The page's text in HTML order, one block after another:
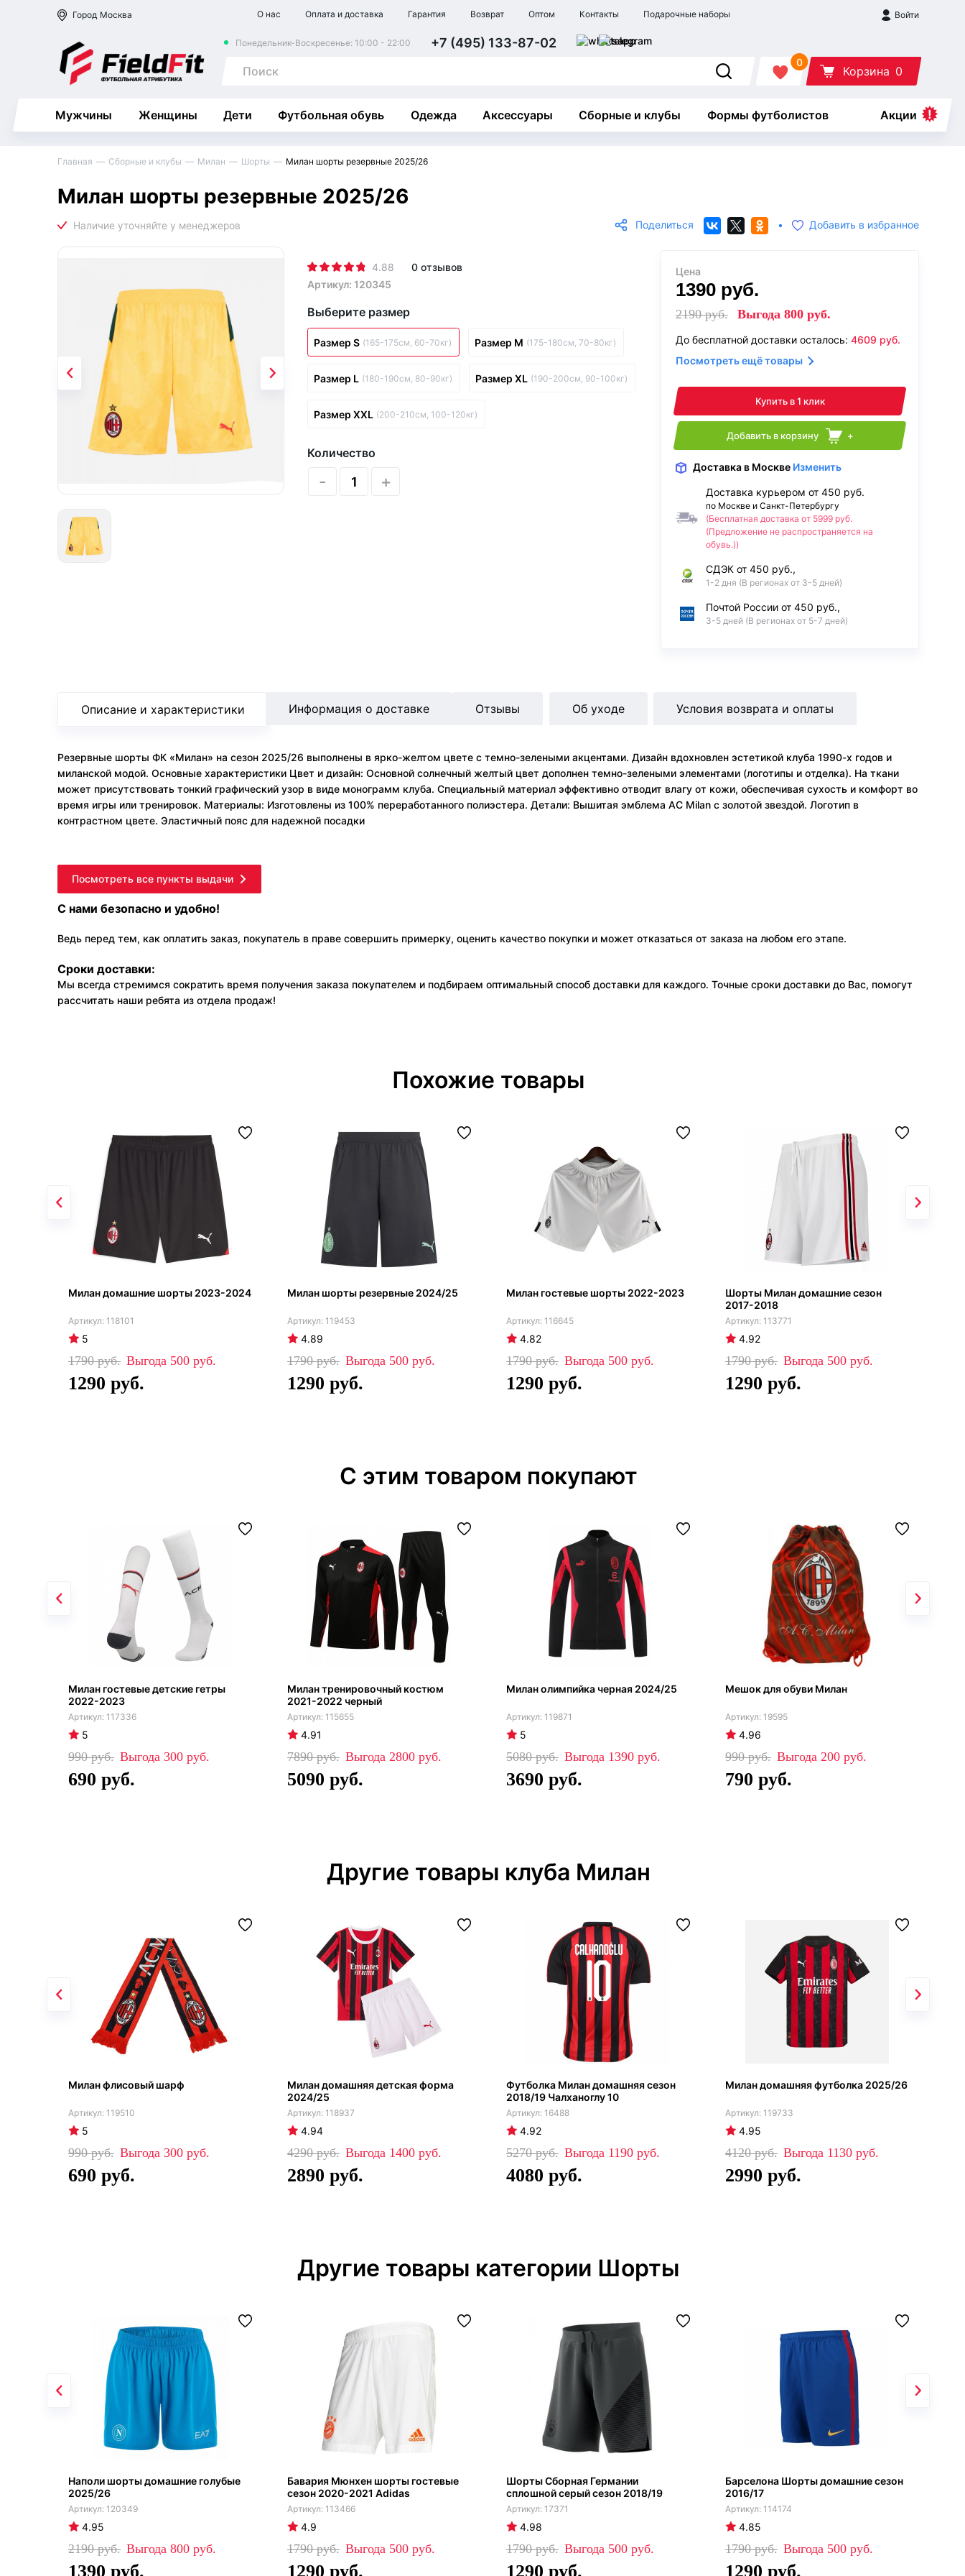
Город Москва О нас Оплата и доставка Гарантия Возврат Оптом Контакты Подарочные наборы Войти
Понедельник-Воскресенье: 10:00 - 22:00 +7 (495) 133-87-02
0
Корзина 0
Мужчины Женщины Дети Футбольная обувь Одежда Аксессуары Сборные и клубы Формы футболистов Акции
Главная Сборные и клубы Милан Шорты Милан шорты резервные 2025/26
Милан шорты резервные 2025/26
Поделиться • Добавить в избранное
4.88
0 отзывов
Артикул: 120345
Выберите размер
Размер S (165-175см, 60-70кг) Размер M (175-180см, 70-80кг)
Размер L (180-190см, 80-90кг) Размер XL (190-200см, 90-100кг)
Размер XXL (200-210см, 100-120кг)
Количество
- +
Цена
1390 руб.
2190руб. Выгода 800 руб.
До бесплатной доставки осталось: 4609 руб.
Посмотреть ещё товары
Купить в 1 клик
Добавить в корзину +
Доставка в Москве Изменить
Доставка курьером от 450 руб.
по Москве и Санкт-Петербургу
(Бесплатная доставка от 5999 руб.
(Предложение не распространяется на
обувь.))
СДЭК от 450 руб.,
1-2 дня (В регионах от 3-5 дней)
Почтой России от 450 руб.,
3-5 дней (В регионах от 5-7 дней)
Описание и характеристики
Резервные шорты ФК «Милан» на сезон 2025/26 выполнены в ярко-желтом цвете с темно-зелеными акцентами. Дизайн вдохновлен эстетикой клуба 1990-х годов и
миланской модой. Основные характеристики Цвет и дизайн: Основной солнечный желтый цвет дополнен темно-зелеными элементами (логотипы и отделка). На ткани
может присутствовать тонкий графический узор в виде монограмм клуба. Специальный материал эффективно отводит влагу от кожи, обеспечивая сухость и комфорт во
время игры или тренировок. Материалы: Изготовлены из 100% переработанного полиэстера. Детали: Вышитая эмблема AC Milan с золотой звездой. Логотип в
контрастном цвете. Эластичный пояс для надежной посадки
Информация о доставке Отзывы Об уходе Условия возврата и оплаты
Посмотреть все пункты выдачи
С нами безопасно и удобно!
Ведь перед тем, как оплатить заказ, покупатель в праве совершить примерку, оценить качество покупки и может отказаться от заказа на любом его этапе.
Сроки доставки:
Мы всегда стремимся сократить время получения заказа покупателем и подбираем оптимальный способ доставки для каждого. Точные сроки доставки до Вас, помогут
рассчитать наши ребята из отдела продаж!
Похожие товары
Милан домашние шорты 2023-2024
118101
5
1790 500
1290
Милан шорты резервные 2024/25
119453
4.89
1790 500
1290
Милан гостевые шорты 2022-2023
116645
4.82
1790 500
1290
Шорты Милан домашние сезон
2017-2018
113771
4.92
1790 500
1290
С этим товаром покупают
Милан гостевые детские гетры
2022-2023
117336
5
990 300
690
Милан тренировочный костюм
2021-2022 черный
115655
4.91
7890 2800
5090
Милан олимпийка черная 2024/25
119871
5
5080 1390
3690
Мешок для обуви Милан
19595
4.96
990 200
790
Другие товары клуба Милан
Милан флисовый шарф
119510
5
990 300
690
Милан домашняя детская форма
2024/25
118937
4.94
4290 1400
2890
Футболка Милан домашняя сезон
2018/19 Чалханоглу 10
16488
4.92
5270 1190
4080
Милан домашняя футболка 2025/26
119733
4.95
4120 1130
2990
Другие товары категории Шорты
Наполи шорты домашние голубые
2025/26
120349
4.95
2190 800
1390
Бавария Мюнхен шорты гостевые
сезон 2020-2021 Adidas
113466
4.9
1790 500
1290
Шорты Сборная Германии
сплошной серый сезон 2018/19
17371
4.98
1790 500
1290
Барселона Шорты домашние сезон
2016/17
114174
4.85
1790 500
1290